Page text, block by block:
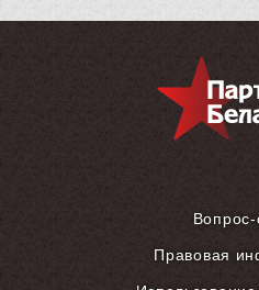
Вопрос-
Правовая